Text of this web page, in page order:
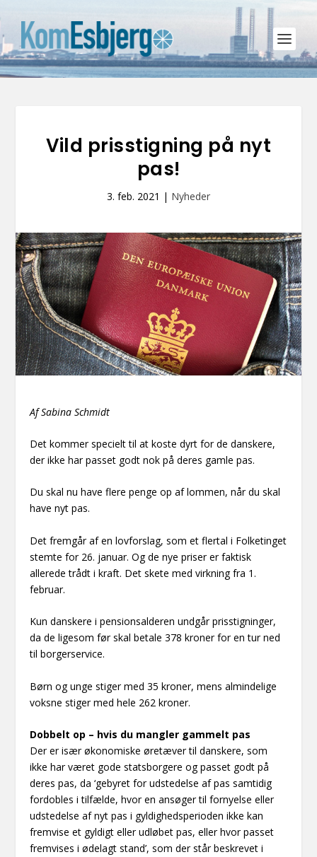
Vild prisstigning på nyt
pas!
3. feb. 2021 | Nyheder
Af Sabina Schmidt
Det kommer specielt til at koste dyrt for de danskere,
der ikke har passet godt nok på deres gamle pas.
Du skal nu have flere penge op af lommen, når du skal
have nyt pas.
Det fremgår af en lovforslag, som et flertal i Folketinget
stemte for 26. januar. Og de nye priser er faktisk
allerede trådt i kraft. Det skete med virkning fra 1.
februar.
Kun danskere i pensionsalderen undgår prisstigninger,
da de ligesom før skal betale 378 kroner for en tur ned
til borgerservice.
Børn og unge stiger med 35 kroner, mens almindelige
voksne stiger med hele 262 kroner.
Dobbelt op – hvis du mangler gammelt pas
Der er især økonomiske øretæver til danskere, som
ikke har været gode statsborgere og passet godt på
deres pas, da ‘gebyret for udstedelse af pas samtidig
fordobles i tilfælde, hvor en ansøger til fornyelse eller
udstedelse af nyt pas i gyldighedsperioden ikke kan
fremvise et gyldigt eller udløbet pas, eller hvor passet
fremvises i ødelagt stand’, som der står beskrevet i